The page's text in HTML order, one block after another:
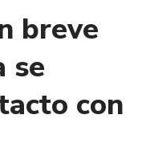
breve
se
con